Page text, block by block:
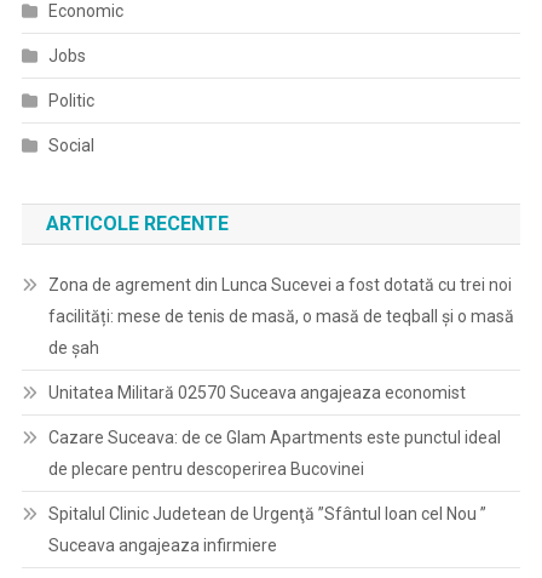
Economic
Jobs
Politic
Social
ARTICOLE RECENTE
Zona de agrement din Lunca Sucevei a fost dotată cu trei noi
facilități: mese de tenis de masă, o masă de teqball și o masă
de șah
Unitatea Militară 02570 Suceava angajeaza economist
Cazare Suceava: de ce Glam Apartments este punctul ideal
de plecare pentru descoperirea Bucovinei
Spitalul Clinic Judetean de Urgenţă ”Sfântul Ioan cel Nou ”
Suceava angajeaza infirmiere